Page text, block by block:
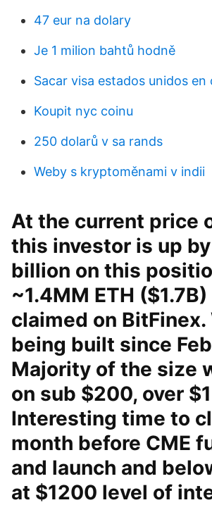
47 eur na dolary
Je 1 milion bahtů hodně
Sacar visa estados unidos en
Koupit nyc coinu
250 dolarů v sa rands
Weby s kryptoměnami v indii
At the current price
this investor is up by
billion on this
~1.4MM ETH
claimed on BitFinex.
being built since
Majority of the size
on sub $200, over
Interesting time to
month before CME
and launch and
at $1200 level of